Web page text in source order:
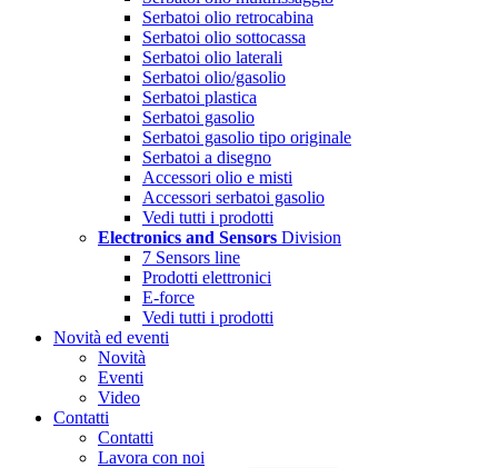
Serbatoi olio retrocabina
Serbatoi olio sottocassa
Serbatoi olio laterali
Serbatoi olio/gasolio
Serbatoi plastica
Serbatoi gasolio
Serbatoi gasolio tipo originale
Serbatoi a disegno
Accessori olio e misti
Accessori serbatoi gasolio
Vedi tutti i prodotti
Electronics and Sensors Division
7 Sensors line
Prodotti elettronici
E-force
Vedi tutti i prodotti
Novità ed eventi
Novità
Eventi
Video
Contatti
Contatti
Lavora con noi